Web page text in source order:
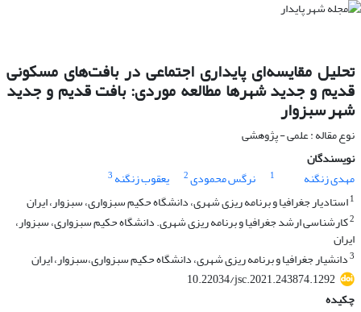
تحلیل مقایسه‌ای پایداری اجتماعی در بافت‌های مسکونی
قدیم و جدید شهرها مطالعه موردی: بافت قدیم و جدید
شهر سبزوار
نوع مقاله : علمی - پژوهشی
نویسندگان
مهدی زنگنه
1 نرگس محمودی2 یعقوب زنگنه 3
1استادیار جغرافیا و برنامه ریزی شهری، دانشگاه حکیم سبزواری، سبزوار، ایران
2کارشناسی ارشد جغرافیا و برنامه ریزی شهری. دانشگاه حکیم سبزواری، سبزوار،
ایران
3دانشیار جغرافیا و برنامه ریزی شهری، دانشگاه حکیم سبزواری،سبزوار، ایران
10.22034/jsc.2021.243874.1292
چکیده